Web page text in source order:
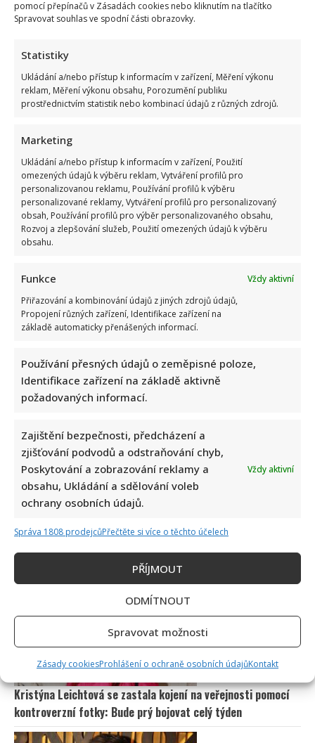
pomocí přepínačů v Zásadách cookies nebo kliknutím na tlačítko
Spravovat souhlas ve spodní části obrazovky.
Statistiky
Ukládání a/nebo přístup k informacím v zařízení, Měření výkonu
reklam, Měření výkonu obsahu, Porozumění publiku
prostřednictvím statistik nebo kombinací údajů z různých zdrojů.
Marketing
Ukládání a/nebo přístup k informacím v zařízení, Použití
omezených údajů k výběru reklam, Vytváření profilů pro
personalizovanou reklamu, Používání profilů k výběru
personalizované reklamy, Vytváření profilů pro personalizovaný
obsah, Používání profilů pro výběr personalizovaného obsahu,
Rozvoj a zlepšování služeb, Použití omezených údajů k výběru
obsahu.
Funkce
Vždy aktivní
Přiřazování a kombinování údajů z jiných zdrojů údajů,
Propojení různých zařízení, Identifikace zařízení na
základě automaticky přenášených informací.
Používání přesných údajů o zeměpisné poloze,
Identifikace zařízení na základě aktivně
požadovaných informací.
Zajištění bezpečnosti, předcházení a
zjišťování podvodů a odstraňování chyb,
Poskytování a zobrazování reklamy a
obsahu, Ukládání a sdělování voleb
ochrany osobních údajů.
Vždy aktivní
Správa 1808 prodejcůPřečtěte si více o těchto účelech
PŘÍJMOUT
ODMÍTNOUT
Spravovat možnosti
Zásady cookiesProhlášení o ochraně osobních údajůKontakt
VíceRead
Rázlová
se
zápalem
plic
stále
Kristýna Leichtová se zastala kojení na veřejnosti pomocí
kontroverzní fotky: Bude prý bojovat celý týden